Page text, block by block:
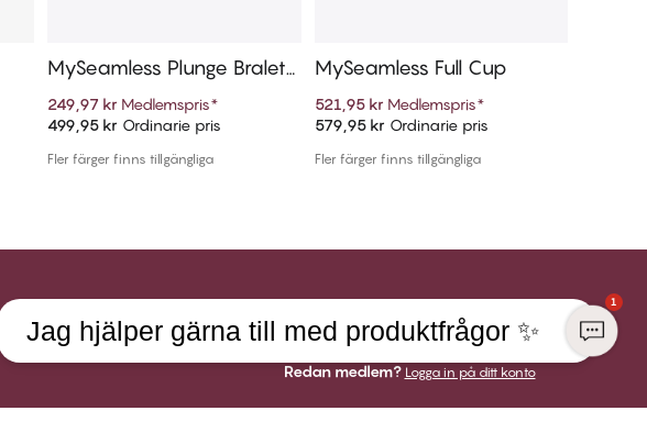
Lägg till i varukorg
MySeamless Plunge Bralett
249,97 kr Medlemspris*
499,95 kr Ordinarie pris
Fler färger finns tillgängliga
Lägg till i varukorg
MySeamless Full Cup
521,95 kr Medlemspris*
579,95 kr Ordinarie pris
Fler färger finns tillgängliga
Registrera dig
Redan medlem? Logga in på ditt konto
1
Jag hjälper gärna till med produktfrågor ✨